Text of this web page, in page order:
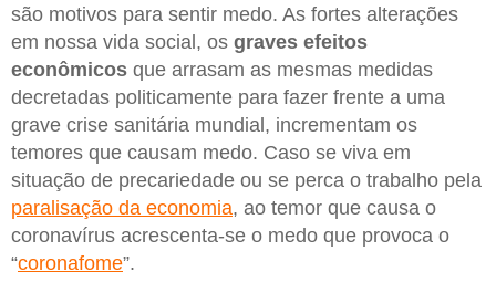
são motivos para sentir medo. As fortes alterações
em nossa vida social, os graves efeitos
econômicos que arrasam as mesmas medidas
decretadas politicamente para fazer frente a uma
grave crise sanitária mundial, incrementam os
temores que causam medo. Caso se viva em
situação de precariedade ou se perca o trabalho pela
paralisação da economia, ao temor que causa o
coronavírus acrescenta-se o medo que provoca o
“coronafome”.